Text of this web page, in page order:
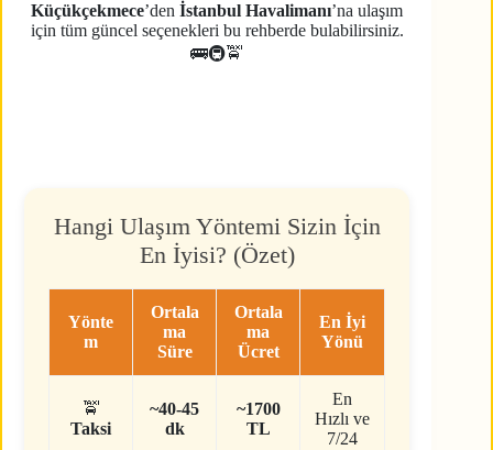
Küçükçekmece’denİstanbul Havalimanı’na ulaşım
için tüm güncel seçenekleri bu rehberde bulabilirsiniz.
🚌🚇🚖
Hangi Ulaşım Yöntemi Sizin İçin
En İyisi? (Özet)
Yönte
m
Ortala
ma
Süre
Ortala
ma
Ücret
En İyi
Yönü
🚖
Taksi
~40-45
dk
~1700
TL
En
Hızlı ve
7/24